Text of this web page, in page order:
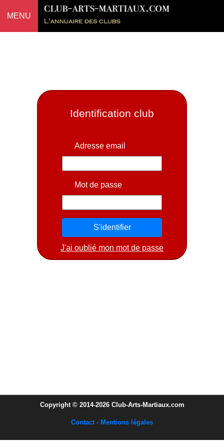
MENU
Identification club
Adresse email
Mot de passe
J'ai oublié mon mot de passe
Copyright © 2014-2026 Club-Arts-Martiaux.com
Contact - Mentions légales